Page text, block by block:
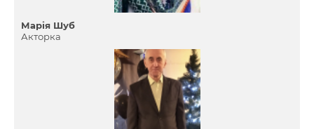
Марія Шуб
Акторка